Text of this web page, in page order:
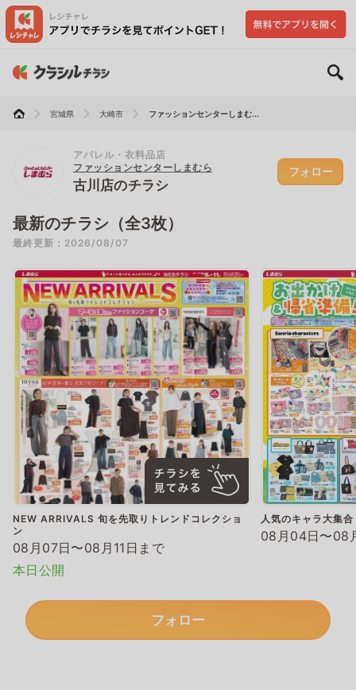
宮城県 大崎市 ファッションセンターしまむ...
アパレル・衣料品店
ファッションセンターしまむら
古川店のチラシ
フォロー
最新のチラシ（全3枚）
最終更新：2026/08/07
NEW ARRIVALS 旬を先取りトレンドコレクショ
ン
08月07日〜08月11日まで
本日公開
人気のキャラ大集
08月04日〜08
フォロー